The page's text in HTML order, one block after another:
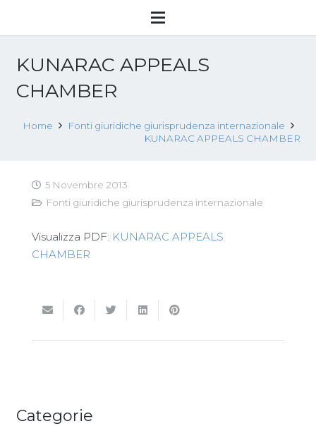
KUNARAC APPEALS
CHAMBER
Home
Fonti giuridiche giurisprudenza internazionale
KUNARAC APPEALS CHAMBER
5 Novembre 2013
Fonti giuridiche giurisprudenza internazionale
Visualizza PDF: KUNARAC APPEALS
CHAMBER
Categorie